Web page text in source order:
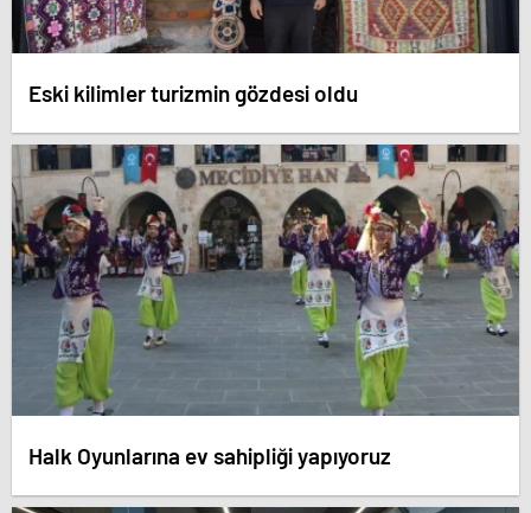
Eski kilimler turizmin gözdesi oldu
Halk Oyunlarına ev sahipliği yapıyoruz